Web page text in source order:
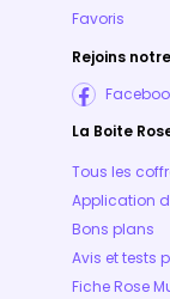
Favoris
Rejoins
La Boite
Tous les
Application
Bons plans
Avis et tests
Fiche Rose